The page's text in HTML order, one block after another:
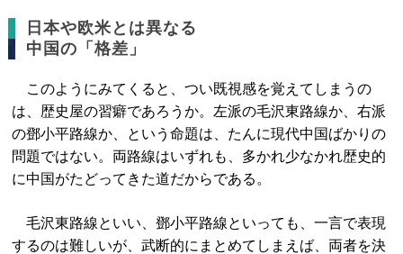
日本や欧米とは異なる
中国の「格差」
このようにみてくると、つい既視感を覚えてしまうの
は、歴史屋の習癖であろうか。左派の毛沢東路線か、右派
の鄧小平路線か、という命題は、たんに現代中国ばかりの
問題ではない。両路線はいずれも、多かれ少なかれ歴史的
に中国がたどってきた道だからである。
毛沢東路線といい、鄧小平路線といっても、一言で表現
するのは難しいが、武断的にまとめてしまえば、両者を決